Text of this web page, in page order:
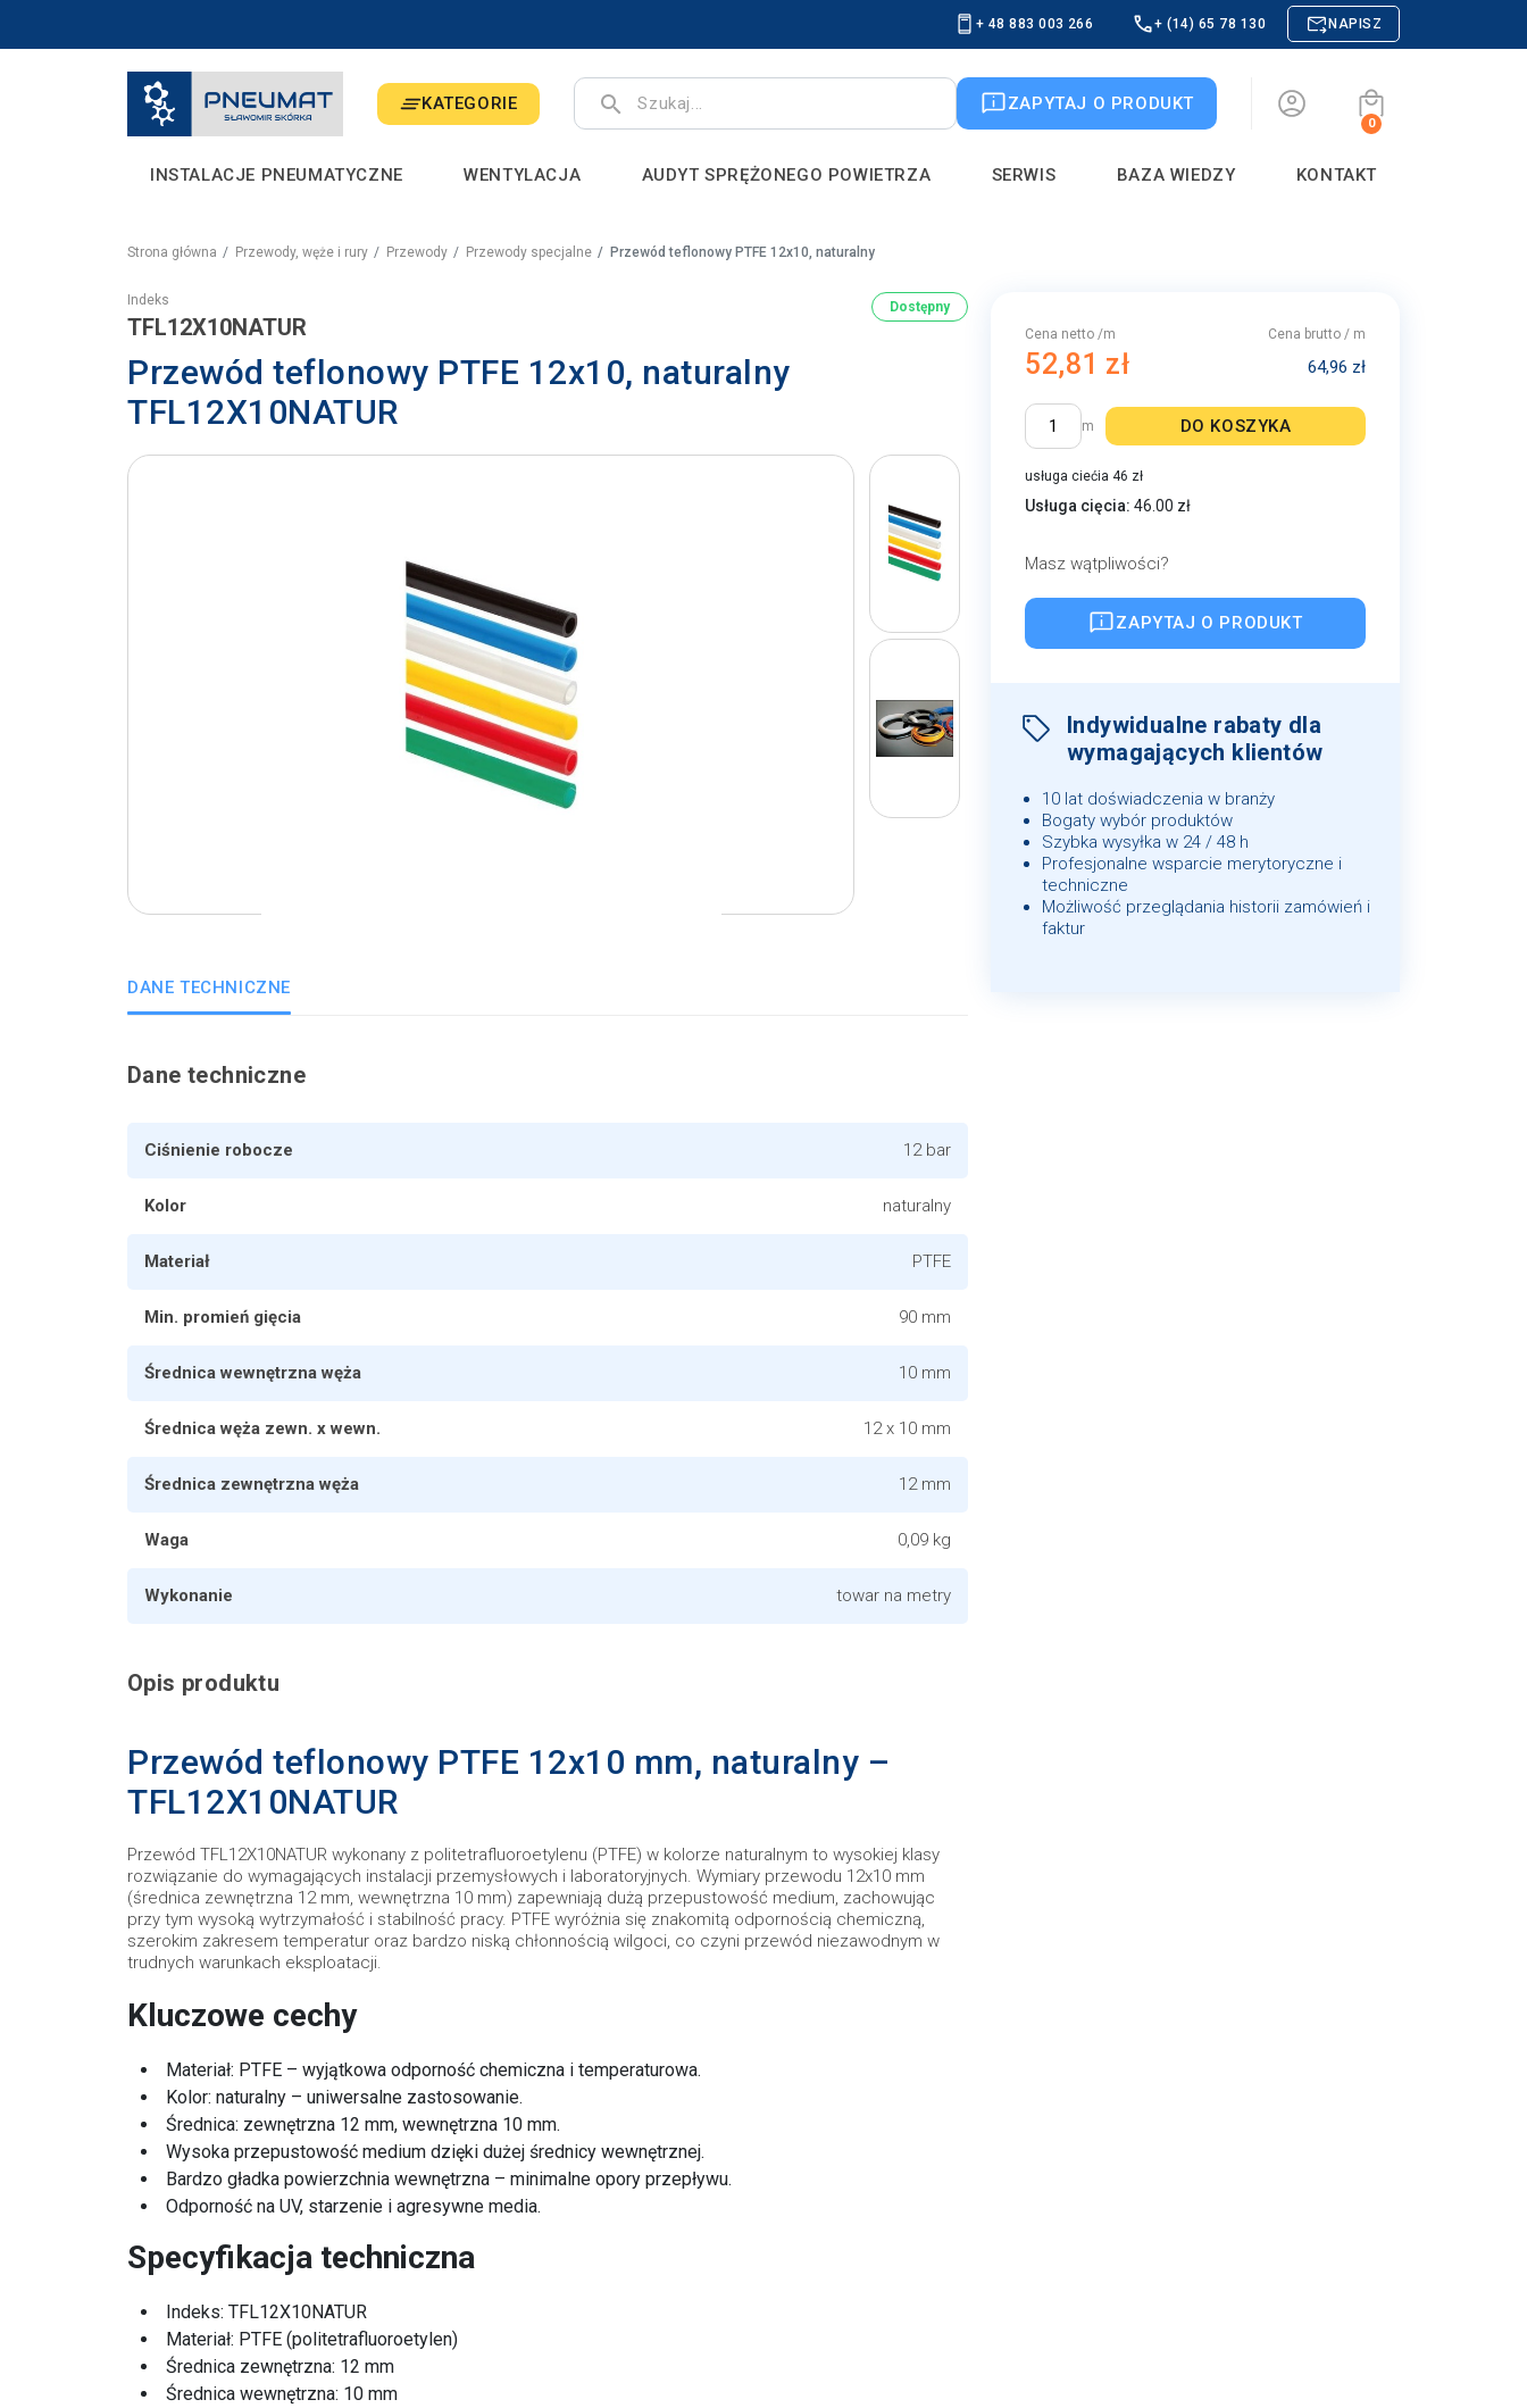
+ 48 883 003 266 + (14) 65 78 130 NAPISZ
search ZAPYTAJ O PRODUKT
0
INSTALACJE PNEUMATYCZNE WENTYLACJA AUDYT SPRĘŻONEGO POWIETRZA SERWIS BAZA WIEDZY KONTAKT
KATEGORIE
Strona główna Przewody, węże i rury Przewody Przewody specjalne Przewód teflonowy PTFE 12x10, naturalny
Indeks
TFL12X10NATUR
Dostępny
Przewód teflonowy PTFE 12x10, naturalny
TFL12X10NATUR
DANE TECHNICZNE
Dane techniczne
Ciśnienie robocze 12 bar
Kolor naturalny
Materiał PTFE
Min. promień gięcia 90 mm
Średnica wewnętrzna węża 10 mm
Średnica węża zewn. x wewn. 12 x 10 mm
Średnica zewnętrzna węża 12 mm
Waga 0,09 kg
Wykonanie towar na metry
Opis produktu
Przewód teflonowy PTFE 12x10 mm, naturalny –
TFL12X10NATUR
Przewód TFL12X10NATUR wykonany z politetrafluoroetylenu (PTFE) w kolorze naturalnym to wysokiej klasy
rozwiązanie do wymagających instalacji przemysłowych i laboratoryjnych. Wymiary przewodu 12x10 mm
(średnica zewnętrzna 12 mm, wewnętrzna 10 mm) zapewniają dużą przepustowość medium, zachowując
przy tym wysoką wytrzymałość i stabilność pracy. PTFE wyróżnia się znakomitą odpornością chemiczną,
szerokim zakresem temperatur oraz bardzo niską chłonnością wilgoci, co czyni przewód niezawodnym w
trudnych warunkach eksploatacji.
Kluczowe cechy
Materiał: PTFE – wyjątkowa odporność chemiczna i temperaturowa.
Kolor: naturalny – uniwersalne zastosowanie.
Średnica: zewnętrzna 12 mm, wewnętrzna 10 mm.
Wysoka przepustowość medium dzięki dużej średnicy wewnętrznej.
Bardzo gładka powierzchnia wewnętrzna – minimalne opory przepływu.
Odporność na UV, starzenie i agresywne media.
Specyfikacja techniczna
Indeks: TFL12X10NATUR
Materiał: PTFE (politetrafluoroetylen)
Średnica zewnętrzna: 12 mm
Średnica wewnętrzna: 10 mm
Cena netto /m
52,81 zł
Cena brutto / m
64,96 zł
m DO KOSZYKA
usługa ciećia 46 zł
Usługa cięcia: 46.00 zł
Masz wątpliwości?
ZAPYTAJ O PRODUKT
Indywidualne rabaty dla
wymagających klientów
10 lat doświadczenia w branży
Bogaty wybór produktów
Szybka wysyłka w 24 / 48 h
Profesjonalne wsparcie merytoryczne i
techniczne
Możliwość przeglądania historii zamówień i
faktur